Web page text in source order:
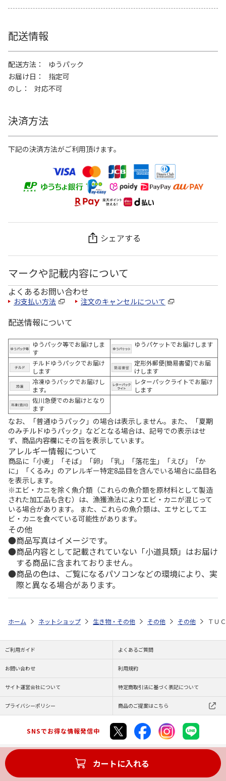
配送情報
配送方法
ゆうパック
お届け日
指定可
のし
対応不可
決済方法
下記の決済方法がご利用頂けます。
シェアする
マークや記載内容について
よくあるお問い合わせ
お支払い方法 注文のキャンセルについて
配送情報について
ゆうパック等でお届けしま
す
ゆうパケットでお届けします
チルドゆうパックでお届け
します
定形外郵便(簡易書留)でお届
けします
冷凍ゆうパックでお届けし
ます。
レターパックライトでお届け
します
佐川急便でのお届けとなり
ます
なお、「普通ゆうパック」の場合は表示しません。また、「夏期
のみチルドゆうパック」などとなる場合は、記号での表示はせ
ず、商品内容欄にその旨を表示しています。
アレルギー情報について
商品に「小麦」「そば」「卵」「乳」「落花生」「えび」「か
に」「くるみ」のアレルギー特定8品目を含んでいる場合に品目名
を表示します。
※エビ・カニを除く魚介類（これらの魚介類を原材料として製造
された加工品も含む）は、漁獲漁法によりエビ・カニが混じって
いる場合があります。 また、これらの魚介類は、エサとしてエ
ビ・カニを食べている可能性があります。
その他
商品写真はイメージです。
商品内容として記載されていない「小道具類」はお届け
する商品に含まれておりません。
商品の色は、ご覧になるパソコンなどの環境により、実
際と異なる場合があります。
カートに入れる
ホーム ネットショップ 生き物・その他 その他 その他 ＴＵ
ご利用ガイド よくあるご質問
お問い合わせ 利用規約
サイト運営会社について 特定商取引法に基づく表記について
プライバシーポリシー 商品のご提案はこちら
SNSでお得な情報発信中